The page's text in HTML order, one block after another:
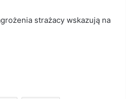
strażacy wskazują na